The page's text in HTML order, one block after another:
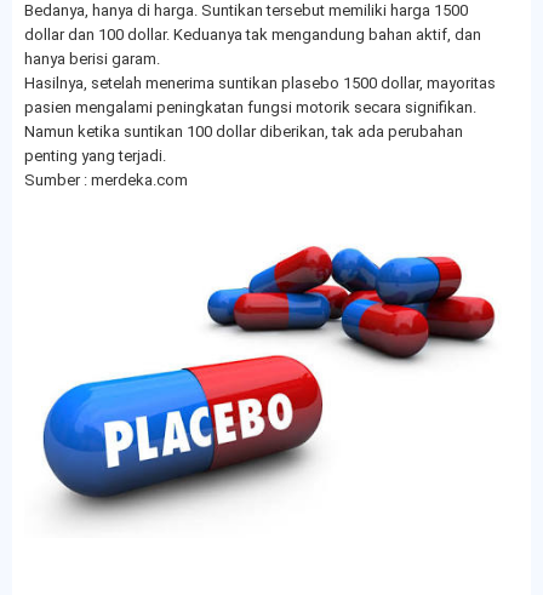
Bedanya, hanya di harga. Suntikan tersebut memiliki harga 1500
dollar dan 100 dollar. Keduanya tak mengandung bahan aktif, dan
hanya berisi garam.
Hasilnya, setelah menerima suntikan plasebo 1500 dollar, mayoritas
pasien mengalami peningkatan fungsi motorik secara signifikan.
Namun ketika suntikan 100 dollar diberikan, tak ada perubahan
penting yang terjadi.
Sumber : merdeka.com